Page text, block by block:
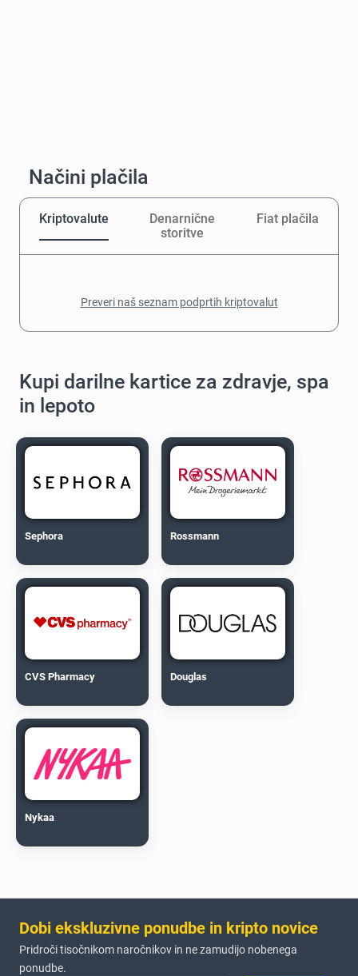
Načini plačila
Kriptovalute
Denarnične
storitve
Fiat plačila
Preveri naš seznam podprtih kriptovalut
Kupi darilne kartice za zdravje, spa
in lepoto
Sephora Rossmann
CVS Pharmacy Douglas
Nykaa
Dobi ekskluzivne ponudbe in kripto novice
Pridroči tisočnikom naročnikov in ne zamudijo nobenega
ponudbe.